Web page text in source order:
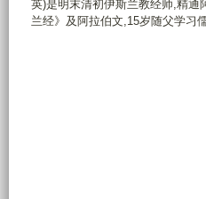
英)是明末清初伊斯兰教经师,精
兰经》及阿拉伯文,15岁随父学习